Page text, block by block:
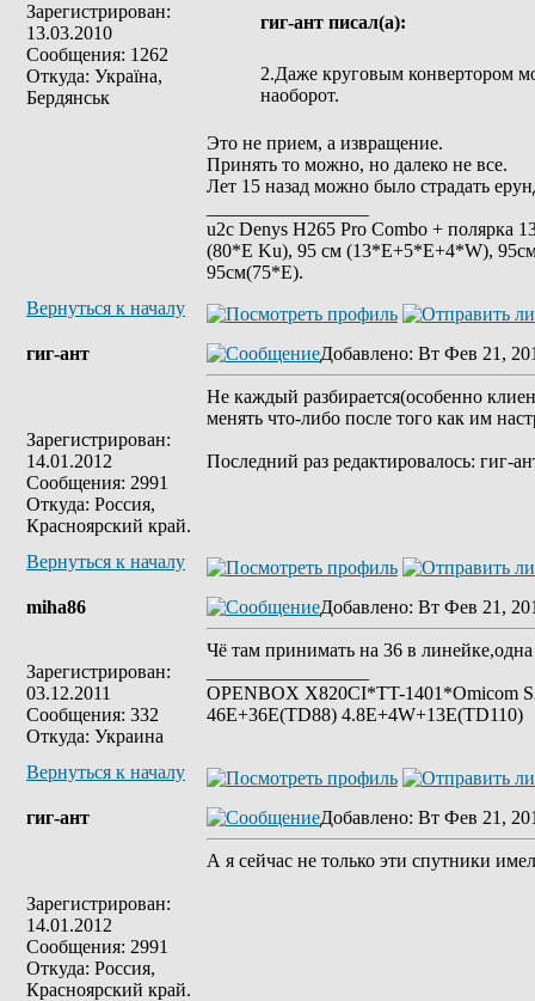
Зарегистрирован:
13.03.2010
Сообщения: 1262
Откуда: Україна,
Бердянськ
гиг-ант писал(а):
2.Даже круговым конвертором
наоборот.
Это не прием, а извращение.
Принять то можно, но далеко не все.
Лет 15 назад можно было страдать
u2c Denys H265 Pro Combo + полярка
(80*E Ku), 95 см (13*E+5*E+4*W),
95см(75*Е).
Вернуться к началу
гиг-ант
Зарегистрирован:
14.01.2012
Сообщения: 2991
Откуда: Россия,
Красноярский край.
Добавлено: Вт Фев 21,
Не каждый разбирается(особенно
менять что-либо после того как им
Последний раз редактировалось: гиг-
Вернуться к началу
miha86
Зарегистрирован:
03.12.2011
Сообщения: 332
Откуда: Украина
Добавлено: Вт Фев 21,
Чё там принимать на 36 в
OPENBOX X820CI*TT-1401*Omicom
46E+36E(TD88) 4.8E+4W+13E(TD110)
Вернуться к началу
гиг-ант
Зарегистрирован:
14.01.2012
Сообщения: 2991
Откуда: Россия,
Красноярский край.
Добавлено: Вт Фев 21,
А я сейчас не только эти спутники